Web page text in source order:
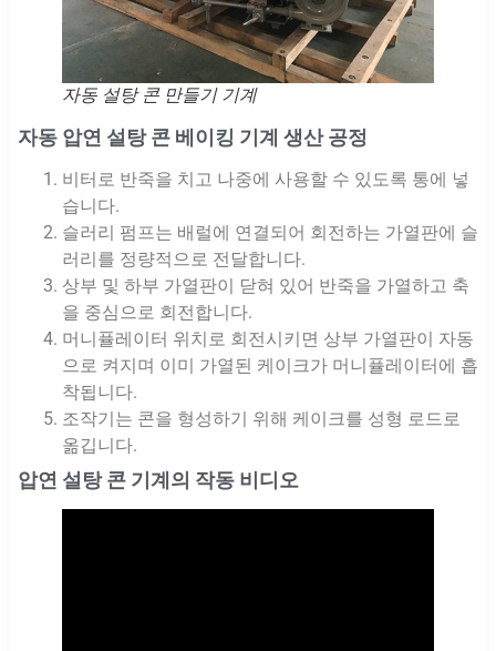
자동 설탕 콘 만들기 기계
자동 압연 설탕 콘 베이킹 기계 생산 공정
비터로 반죽을 치고 나중에 사용할 수 있도록 통에 넣
습니다.
슬러리 펌프는 배럴에 연결되어 회전하는 가열판에 슬
러리를 정량적으로 전달합니다.
상부 및 하부 가열판이 닫혀 있어 반죽을 가열하고 축
을 중심으로 회전합니다.
머니퓰레이터 위치로 회전시키면 상부 가열판이 자동
으로 켜지며 이미 가열된 케이크가 머니퓰레이터에 흡
착됩니다.
조작기는 콘을 형성하기 위해 케이크를 성형 로드로
옮깁니다.
압연 설탕 콘 기계의 작동 비디오